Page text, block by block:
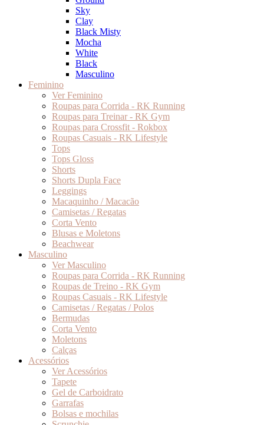
Sky
Clay
Black Misty
Mocha
White
Black
Masculino
Feminino
Ver Feminino
Roupas para Corrida - RK Running
Roupas para Treinar - RK Gym
Roupas para Crossfit - Rokbox
Roupas Casuais - RK Lifestyle
Tops
Tops Gloss
Shorts
Shorts Dupla Face
Leggings
Macaquinho / Macacão
Camisetas / Regatas
Corta Vento
Blusas e Moletons
Beachwear
Masculino
Ver Masculino
Roupas para Corrida - RK Running
Roupas de Treino - RK Gym
Roupas Casuais - RK Lifestyle
Camisetas / Regatas / Polos
Bermudas
Corta Vento
Moletons
Calças
Acessórios
Ver Acessórios
Tapete
Gel de Carboidrato
Garrafas
Bolsas e mochilas